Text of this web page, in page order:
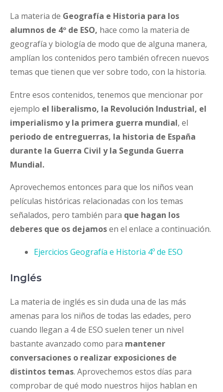
La materia de Geografía e Historia para los
alumnos de 4º de ESO, hace como la materia de
geografía y biología de modo que de alguna manera,
amplían los contenidos pero también ofrecen nuevos
temas que tienen que ver sobre todo, con la historia.
Entre esos contenidos, tenemos que mencionar por
ejemplo el liberalismo, la Revolución Industrial, el
imperialismo y la primera guerra mundial, el
periodo de entreguerras, la historia de España
durante la Guerra Civil y la Segunda Guerra
Mundial.
Aprovechemos entonces para que los niños vean
películas históricas relacionadas con los temas
señalados, pero también para que hagan los
deberes que os dejamosen el enlace a continuación.
Ejercicios Geografía e Historia 4º de ESO
Inglés
La materia de inglés es sin duda una de las más
amenas para los niños de todas las edades, pero
cuando llegan a 4 de ESO suelen tener un nivel
bastante avanzado como para mantener
conversaciones o realizar exposiciones de
distintos temas. Aprovechemos estos días para
comprobar de qué modo nuestros hijos hablan en